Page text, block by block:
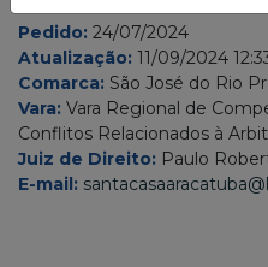
Pedido: 24/07/2024
Atualização: 11/09/2024
Comarca: São José do Rio
Vara: Vara Regional de
Conflitos Relacionados à
Juiz de Direito: Paulo
E-mail: